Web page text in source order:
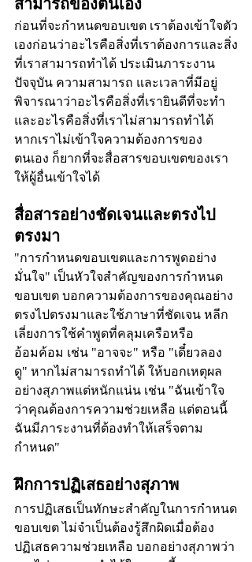
สามารถของตนเอง
ก่อนที่จะกำหนดขอบเขต เราต้องเข้าใจตัว
เองก่อนว่าอะไรคือสิ่งที่เราต้องการและสิ่ง
ที่เราสามารถทำได้ ประเมินภาระงาน
ปัจจุบัน ความสามารถ และเวลาที่มีอยู่
พิจารณาว่าอะไรคือสิ่งที่เรายินดีที่จะทำ
และอะไรคือสิ่งที่เราไม่สามารถทำได้
หากเราไม่เข้าใจความต้องการของ
ตนเอง ก็ยากที่จะสื่อสารขอบเขตของเรา
ให้ผู้อื่นเข้าใจได้
สื่อสารอย่างชัดเจนและตรงไป
ตรงมา
"การกำหนดขอบเขตและการพูดอย่าง
มั่นใจ" เป็นหัวใจสำคัญของการกำหนด
ขอบเขต บอกความต้องการของคุณอย่าง
ตรงไปตรงมาและใช้ภาษาที่ชัดเจน หลีก
เลี่ยงการใช้คำพูดที่คลุมเครือหรือ
อ้อมค้อม เช่น "อาจจะ" หรือ "เดี๋ยวลอง
ดู" หากไม่สามารถทำได้ ให้บอกเหตุผล
อย่างสุภาพแต่หนักแน่น เช่น "ฉันเข้าใจ
ว่าคุณต้องการความช่วยเหลือ แต่ตอนนี้
ฉันมีภาระงานที่ต้องทำให้เสร็จตาม
กำหนด"
ฝึกการปฏิเสธอย่างสุภาพ
การปฏิเสธเป็นทักษะสำคัญในการกำหนด
ขอบเขต ไม่จำเป็นต้องรู้สึกผิดเมื่อต้อง
ปฏิเสธความช่วยเหลือ บอกอย่างสุภาพว่า